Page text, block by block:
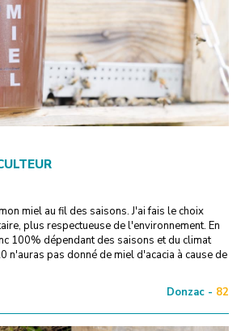
miel au fil des saisons. J'ai fais le choix
plus respectueuse de l'environnement. En
100% dépendant des saisons et du climat
n'auras pas donné de miel d'acacia à cause de
Donzac - 82